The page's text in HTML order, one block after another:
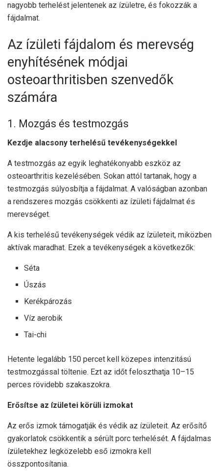
nagyobb terhelést jelentenek az ízületre, és fokozzák a
fájdalmat.
Az ízületi fájdalom és merevség
enyhítésének módjai
osteoarthritisben szenvedők
számára
1. Mozgás és testmozgás
Kezdje alacsony terhelésű tevékenységekkel
A testmozgás az egyik leghatékonyabb eszköz az
osteoarthritis kezelésében. Sokan attól tartanak, hogy a
testmozgás súlyosbítja a fájdalmat. A valóságban azonban
a rendszeres mozgás csökkenti az ízületi fájdalmat és
merevséget.
A kis terhelésű tevékenységek védik az ízületeit, miközben
aktívak maradhat. Ezek a tevékenységek a következők:
Séta
Úszás
Kerékpározás
Víz aerobik
Tai-chi
Hetente legalább 150 percet kell közepes intenzitású
testmozgással töltenie. Ezt az időt feloszthatja 10–15
perces rövidebb szakaszokra.
Erősítse az ízületei körüli izmokat
Az erős izmok támogatják és védik az ízületeit. Az erősítő
gyakorlatok csökkentik a sérült porc terhelését. A fájdalmas
ízületekhez legközelebb eső izmokra kell
összpontosítania.